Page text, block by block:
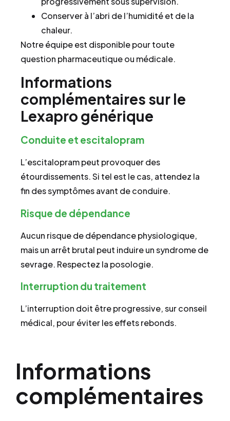
Conserver à l’abri de l’humidité et de la
chaleur.
Notre équipe est disponible pour toute
question pharmaceutique ou médicale.
Informations
complémentaires sur le
Lexapro générique
Conduite et escitalopram
L’escitalopram peut provoquer des
étourdissements. Si tel est le cas, attendez la
fin des symptômes avant de conduire.
Risque de dépendance
Aucun risque de dépendance physiologique,
mais un arrêt brutal peut induire un syndrome de
sevrage. Respectez la posologie.
Interruption du traitement
L’interruption doit être progressive, sur conseil
médical, pour éviter les effets rebonds.
Informations
complémentaires